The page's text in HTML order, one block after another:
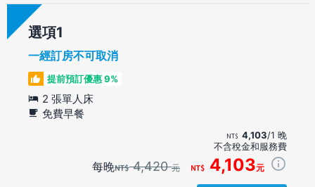
選項
一經訂房不可取消
提前預訂優惠 9%
2 張單人床
免費早餐
4,103/1 晚
不含稅金和服務費
每晚 4,420元 4,103元